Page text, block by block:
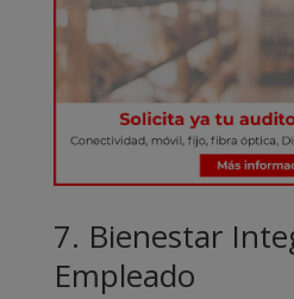
7. Bienestar
Empleado